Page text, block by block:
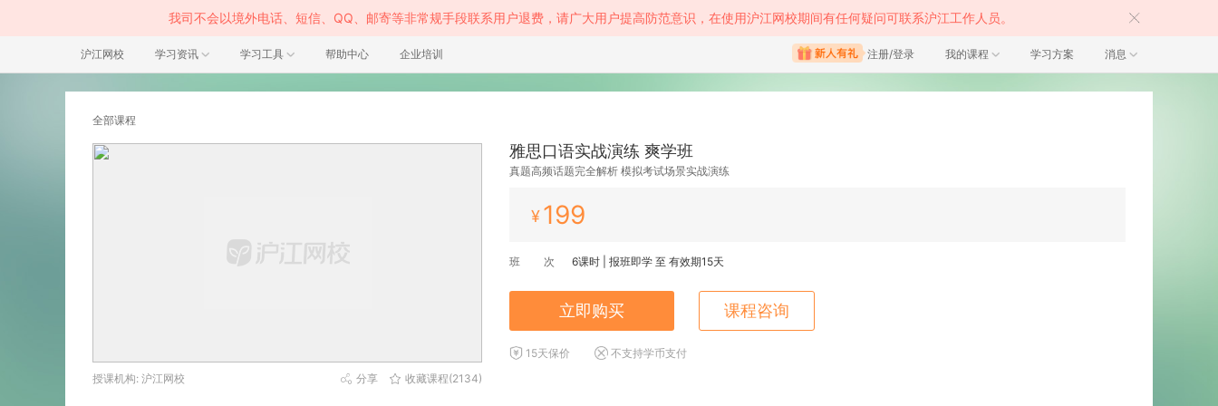
我司不会以境外电话、短信、QQ、邮寄等非常规手段联系用户退费，请广大用户提高防范意识，在使用沪江网校期间有任何疑问可联系沪江工作人员。
沪江网校 学习资讯 学习工具 帮助中心 企业培训 注册/登录 我的课程 学习方案 消息
全部课程
授课机构: 沪江网校 分享 收藏课程(2134)
雅思口语实战演练 爽学班
真题高频话题完全解析 模拟考试场景实战演练
¥199
班 次 6课时 | 报班即学 至 有效期15天
立即购买 课程咨询
15天保价 不支持学币支付